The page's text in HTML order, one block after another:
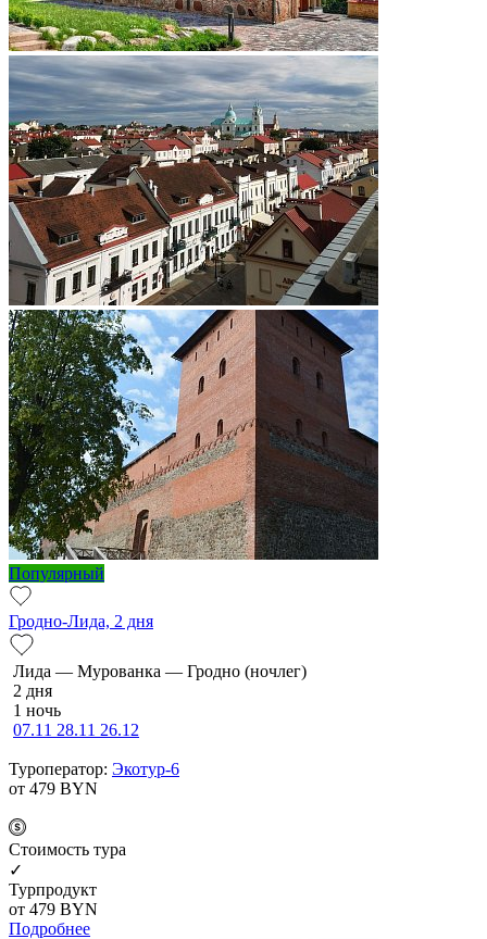
Популярный
Гродно-Лида, 2 дня
Ли­да — Мурованка — Грод­но (ночлег)
2 дня
1 ночь
07.11 28.11 26.12
Туроператор: Экотур-6
от 479 BYN
Cтоимость тура
✓
Турпродукт
от 479 BYN
Подробнее